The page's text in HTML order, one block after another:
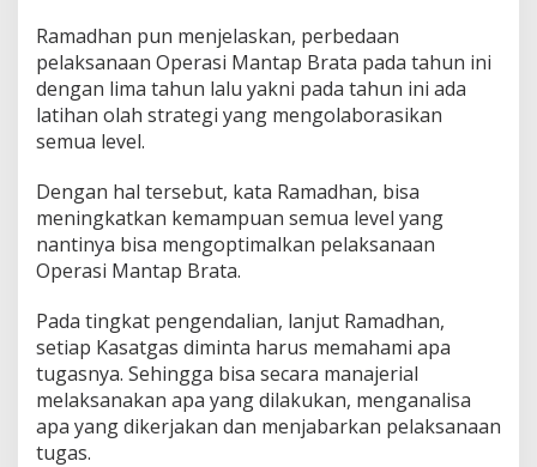
Ramadhan pun menjelaskan, perbedaan
pelaksanaan Operasi Mantap Brata pada tahun ini
dengan lima tahun lalu yakni pada tahun ini ada
latihan olah strategi yang mengolaborasikan
semua level.
Dengan hal tersebut, kata Ramadhan, bisa
meningkatkan kemampuan semua level yang
nantinya bisa mengoptimalkan pelaksanaan
Operasi Mantap Brata.
Pada tingkat pengendalian, lanjut Ramadhan,
setiap Kasatgas diminta harus memahami apa
tugasnya. Sehingga bisa secara manajerial
melaksanakan apa yang dilakukan, menganalisa
apa yang dikerjakan dan menjabarkan pelaksanaan
tugas.